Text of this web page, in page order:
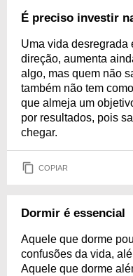
É preciso investir
Uma vida desregrada
direção, aumenta
algo, mas quem não
também não tem
que almeja um
por resultados, pois
chegar.
COPIAR
Dormir é essencial
Aquele que dorme
confusões da vida,
Aquele que dorme